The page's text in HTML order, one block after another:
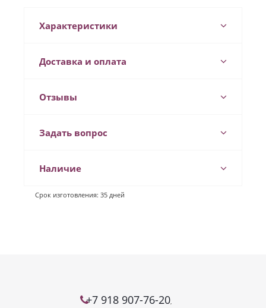
Характеристики
Доставка и оплата
Отзывы
Задать вопрос
Наличие
Срок изготовления: 35 дней
+7 918 907-76-20,